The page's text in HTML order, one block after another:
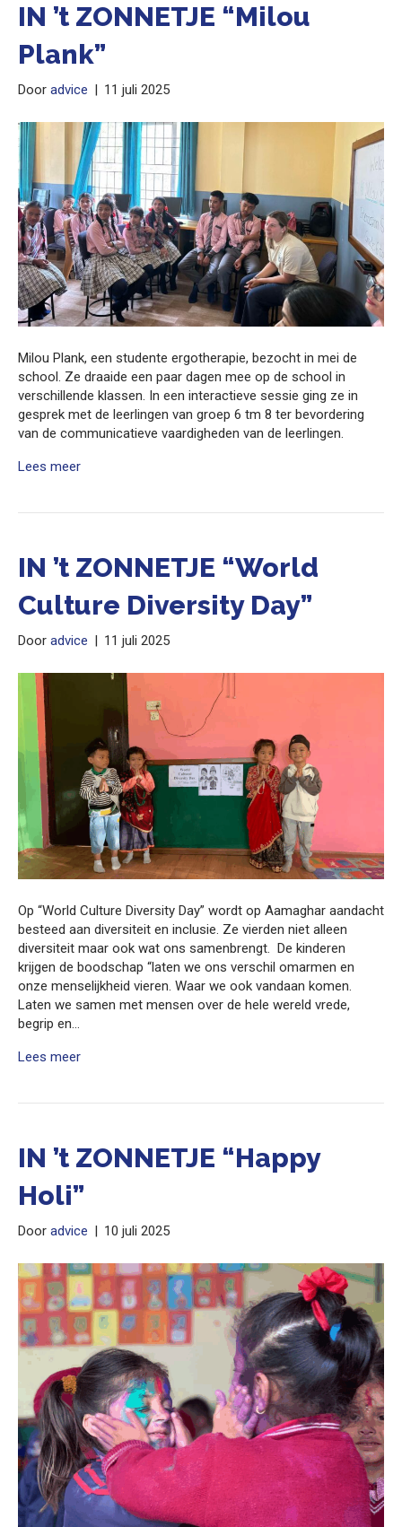
IN ’t ZONNETJE “Milou
Plank”
Door advice | 11 juli 2025
Milou Plank, een studente ergotherapie, bezocht in mei de
school. Ze draaide een paar dagen mee op de school in
verschillende klassen. In een interactieve sessie ging ze in
gesprek met de leerlingen van groep 6 tm 8 ter bevordering
van de communicatieve vaardigheden van de leerlingen.
Lees meer
IN ’t ZONNETJE “World
Culture Diversity Day”
Door advice | 11 juli 2025
Op “World Culture Diversity Day” wordt op Aamaghar aandacht
besteed aan diversiteit en inclusie. Ze vierden niet alleen
diversiteit maar ook wat ons samenbrengt. De kinderen
krijgen de boodschap “laten we ons verschil omarmen en
onze menselijkheid vieren. Waar we ook vandaan komen.
Laten we samen met mensen over de hele wereld vrede,
begrip en…
Lees meer
IN ’t ZONNETJE “Happy
Holi”
Door advice | 10 juli 2025